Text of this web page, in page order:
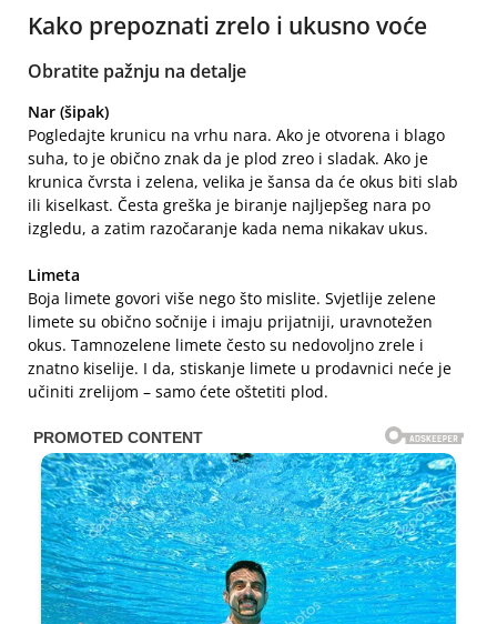
Kako prepoznati zrelo i ukusno voće
Obratite pažnju na detalje
Nar (šipak)
Pogledajte krunicu na vrhu nara. Ako je otvorena i blago
suha, to je obično znak da je plod zreo i sladak. Ako je
krunica čvrsta i zelena, velika je šansa da će okus biti slab
ili kiselkast. Česta greška je biranje najljepšeg nara po
izgledu, a zatim razočaranje kada nema nikakav ukus.
Limeta
Boja limete govori više nego što mislite. Svjetlije zelene
limete su obično sočnije i imaju prijatniji, uravnotežen
okus. Tamnozelene limete često su nedovoljno zrele i
znatno kiselije. I da, stiskanje limete u prodavnici neće je
učiniti zrelijom – samo ćete oštetiti plod.